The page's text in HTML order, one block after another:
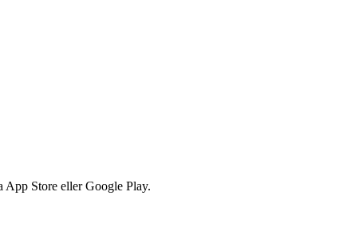
App Store eller Google Play.